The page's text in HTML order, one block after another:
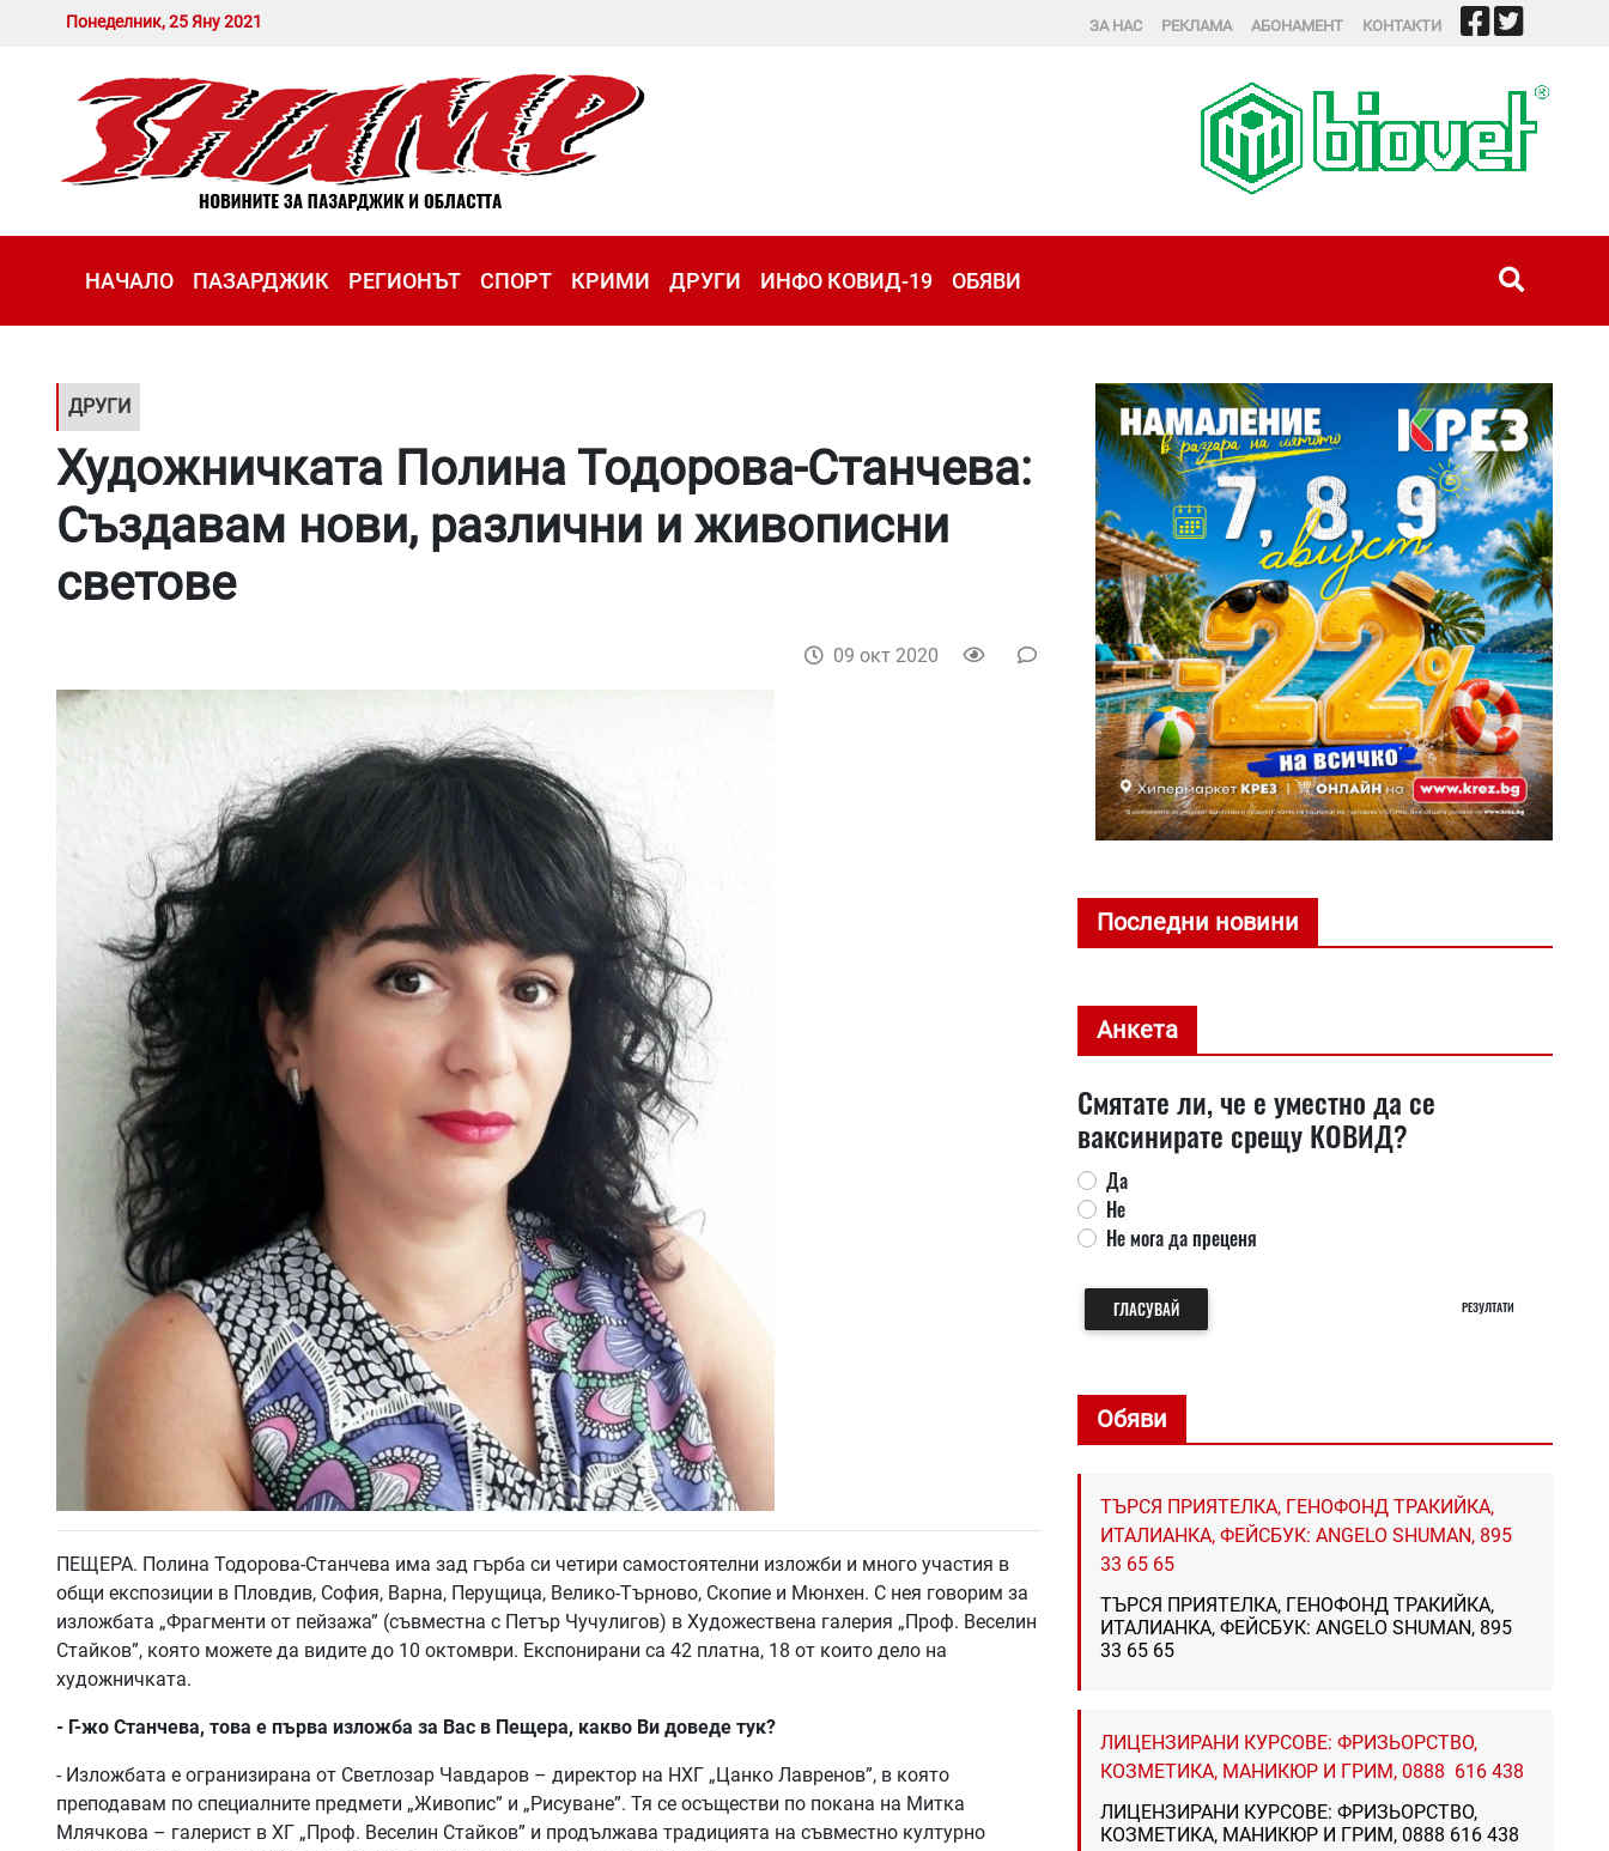
Понеделник, 25 Яну 2021 ЗА НАС РЕКЛАМА АБОНАМЕНТ КОНТАКТИ
НАЧАЛО ПАЗАРДЖИК РЕГИОНЪТ СПОРТ КРИМИ ДРУГИ ИНФО КОВИД-19 ОБЯВИ
ДРУГИ
Художничката Полина Тодорова-Станчева:
Създавам нови, различни и живописни
светове
09 окт 2020
ПЕЩЕРА. Полина Тодорова-Станчева има зад гърба си четири самостоятелни изложби и много участия в
общи експозиции в Пловдив, София, Варна, Перущица, Велико-Търново, Скопие и Мюнхен. С нея говорим за
изложбата „Фрагменти от пейзажа” (съвместна с Петър Чучулигов) в Художествена галерия „Проф. Веселин
Стайков”, която можете да видите до 10 октомври. Експонирани са 42 платна, 18 от които дело на
художничката.
- Г-жо Станчева, това е първа изложба за Вас в Пещера, какво Ви доведе тук?
- Изложбата е огранизирана от Светлозар Чавдаров – директор на НХГ „Цанко Лавренов”, в която
преподавам по специалните предмети „Живопис” и „Рисуване”. Тя се осъществи по покана на Митка
Млячкова – галерист в ХГ „Проф. Веселин Стайков” и продължава традицията на съвместно културно
Последни новини
Анкета
Смятате ли, че е уместно да се
ваксинирате срещу КОВИД?
Да
Не
Не мога да преценя
ГЛАСУВАЙ РЕЗУЛТАТИ
Обяви
ТЪРСЯ ПРИЯТЕЛКА, ГЕНОФОНД ТРАКИЙКА,
ИТАЛИАНКА, ФЕЙСБУК: ANGELO SHUMAN, 895
33 65 65
ТЪРСЯ ПРИЯТЕЛКА, ГЕНОФОНД ТРАКИЙКА,
ИТАЛИАНКА, ФЕЙСБУК: ANGELO SHUMAN, 895
33 65 65
ЛИЦЕНЗИРАНИ КУРСОВЕ: ФРИЗЬОРСТВО,
КОЗМЕТИКА, МАНИКЮР И ГРИМ, 0888 616 438
ЛИЦЕНЗИРАНИ КУРСОВЕ: ФРИЗЬОРСТВО,
КОЗМЕТИКА, МАНИКЮР И ГРИМ, 0888 616 438